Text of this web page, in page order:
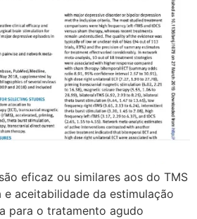
eficaz ou similares aos do TMS
aceitabilidade da estimulação
para o tratamento agudo